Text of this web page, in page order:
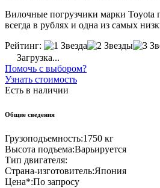
Вилочные погрузчики марки Toyota
всегда в рублях и одна из самых
Рейтинг:
Загрузка...
Помочь с выбором?
Узнать стоимость
Есть в наличии
Общие сведения
Грузоподъемность:1750 кг
Высота подъема:Варьируется
Тип двигателя:
Страна-изготовитель:Япония
Цена*:По запросу